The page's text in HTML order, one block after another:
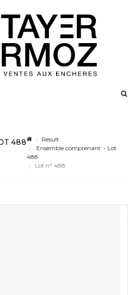
488
Result
Ensemble comprenant: - Lot
488
Lot n° 488